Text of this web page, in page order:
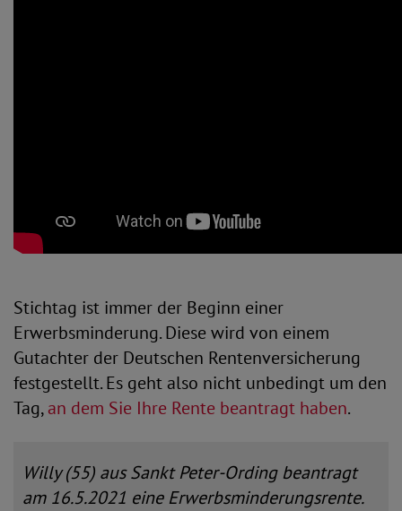
Stichtag ist immer der Beginn einer
Erwerbsminderung. Diese wird von einem
Gutachter der Deutschen Rentenversicherung
festgestellt. Es geht also nicht unbedingt um den
Tag,an dem Sie Ihre Rente beantragt haben.
Willy (55) aus Sankt Peter-Ording beantragt
am 16.5.2021 eine Erwerbsminderungsrente.